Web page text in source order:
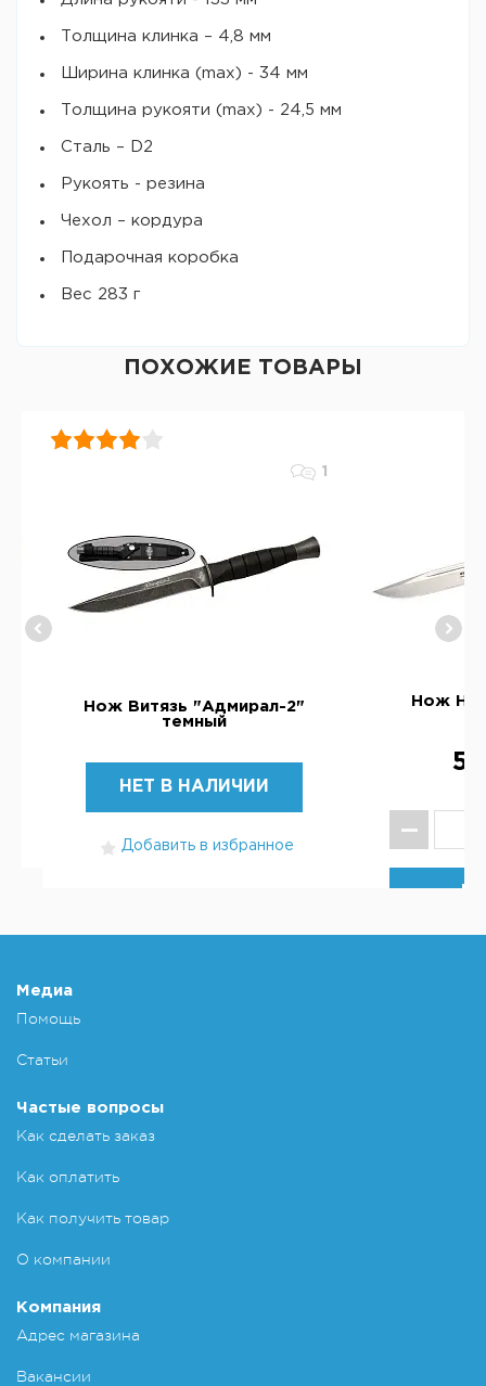
Толщина клинка – 4,8 мм
Ширина клинка (max) - 34 мм
Толщина рукояти (max) - 24,5 мм
Сталь – D2
Рукоять - резина
Чехол – кордура
Подарочная коробка
Вес 283 г
ПОХОЖИЕ ТОВАРЫ
1
Нож Витязь "Адмирал-2"
темный
НЕТ В НАЛИЧИИ
Добавить в избранное
Нож
5
Медиа
Помощь
Статьи
Частые вопросы
Как сделать заказ
Как оплатить
Как получить товар
О компании
Компания
Адрес магазина
Вакансии